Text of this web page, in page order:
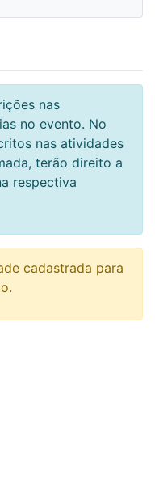
nas
no evento. No
nas atividades
terão direito a
respectiva
cadastrada para